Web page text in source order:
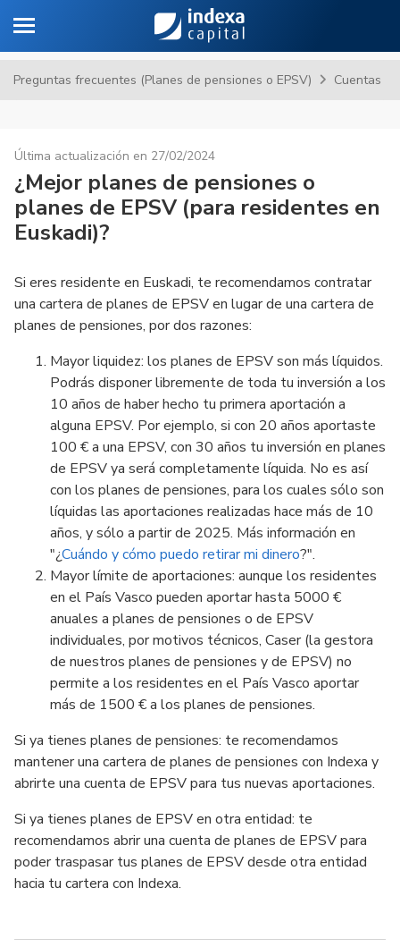
Toggle navigation
Preguntas frecuentes (Planes de pensiones o EPSV) Cuentas
Última actualización en 27/02/2024
¿Mejor planes de pensiones o
planes de EPSV (para residentes en
Euskadi)?
Si eres residente en Euskadi, te recomendamos contratar
una cartera de planes de EPSV en lugar de una cartera de
planes de pensiones, por dos razones:
Mayor liquidez: los planes de EPSV son más líquidos.
Podrás disponer libremente de toda tu inversión a los
10 años de haber hecho tu primera aportación a
alguna EPSV. Por ejemplo, si con 20 años aportaste
100 € a una EPSV, con 30 años tu inversión en planes
de EPSV ya será completamente líquida. No es así
con los planes de pensiones, para los cuales sólo son
líquidas las aportaciones realizadas hace más de 10
años, y sólo a partir de 2025. Más información en
"¿Cuándo y cómo puedo retirar mi dinero?".
Mayor límite de aportaciones: aunque los residentes
en el País Vasco pueden aportar hasta 5000 €
anuales a planes de pensiones o de EPSV
individuales, por motivos técnicos, Caser (la gestora
de nuestros planes de pensiones y de EPSV) no
permite a los residentes en el País Vasco aportar
más de 1500 € a los planes de pensiones.
Si ya tienes planes de pensiones: te recomendamos
mantener una cartera de planes de pensiones con Indexa y
abrirte una cuenta de EPSV para tus nuevas aportaciones.
Si ya tienes planes de EPSV en otra entidad: te
recomendamos abrir una cuenta de planes de EPSV para
poder traspasar tus planes de EPSV desde otra entidad
hacia tu cartera con Indexa.